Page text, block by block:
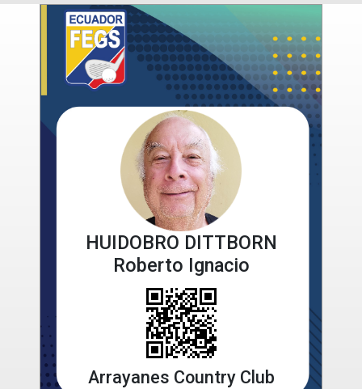
HUIDOBRO DITTBORN
Roberto Ignacio
Arrayanes Country Club